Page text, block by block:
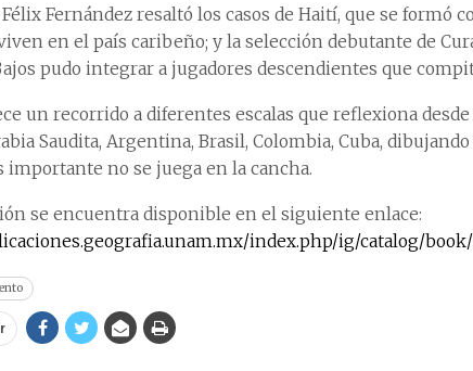
Fernández resaltó los casos de Haití, que se formó
en el país caribeño; y la selección debutante de
pudo integrar a jugadores descendientes que
un recorrido a diferentes escalas que reflexiona
Saudita, Argentina, Brasil, Colombia, Cuba,
importante no se juega en la cancha.
se encuentra disponible en el siguiente enlace:
index.php/ig/catalog/